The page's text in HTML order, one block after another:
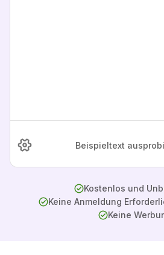
Beispieltext
Kostenlos und
Keine Anmeldung
Keine